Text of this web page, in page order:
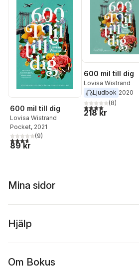
600 mil till dig
Lovisa Wistrand
Pocket, 2021
3,7utav 5 stjärnor. Totalt antal röster:
(9)
89 kr
600 mil till dig
Lovisa Wistrand
Ljudbok 2020
4,0utav 5 stjärnor.
(8)
218 kr
Mina sidor
Hjälp
Om Bokus